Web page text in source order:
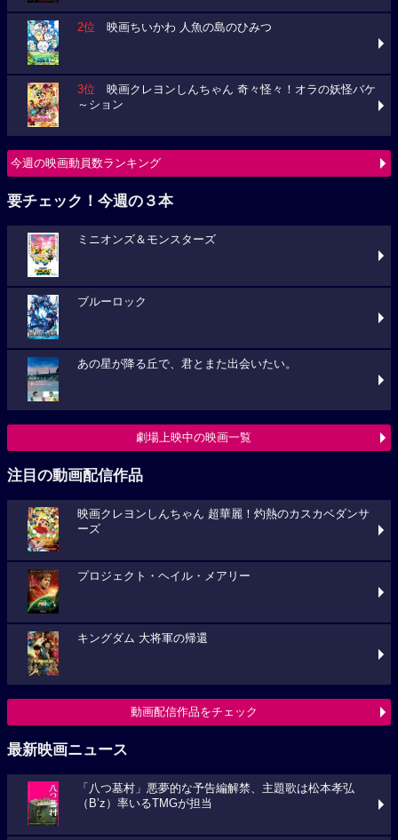
2位 映画ちいかわ 人魚の島のひみつ
3位 映画クレヨンしんちゃん 奇々怪々！オラの妖怪バケ
～ション
今週の映画動員数ランキング
要チェック！今週の３本
ミニオンズ＆モンスターズ
ブルーロック
あの星が降る丘で、君とまた出会いたい。
劇場上映中の映画一覧
注目の動画配信作品
映画クレヨンしんちゃん 超華麗！灼熱のカスカベダンサ
ーズ
プロジェクト・ヘイル・メアリー
キングダム 大将軍の帰還
動画配信作品をチェック
最新映画ニュース
「八つ墓村」悪夢的な予告編解禁、主題歌は松本孝弘
（B’z）率いるTMGが担当